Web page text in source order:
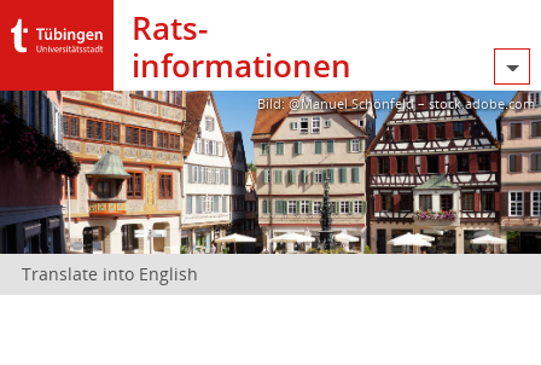
Rats­
informationen
Bild: @Manuel Schönfeld – stock.adobe.com
Translate into English